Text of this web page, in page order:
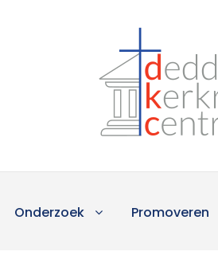
Onderzoek Promoveren